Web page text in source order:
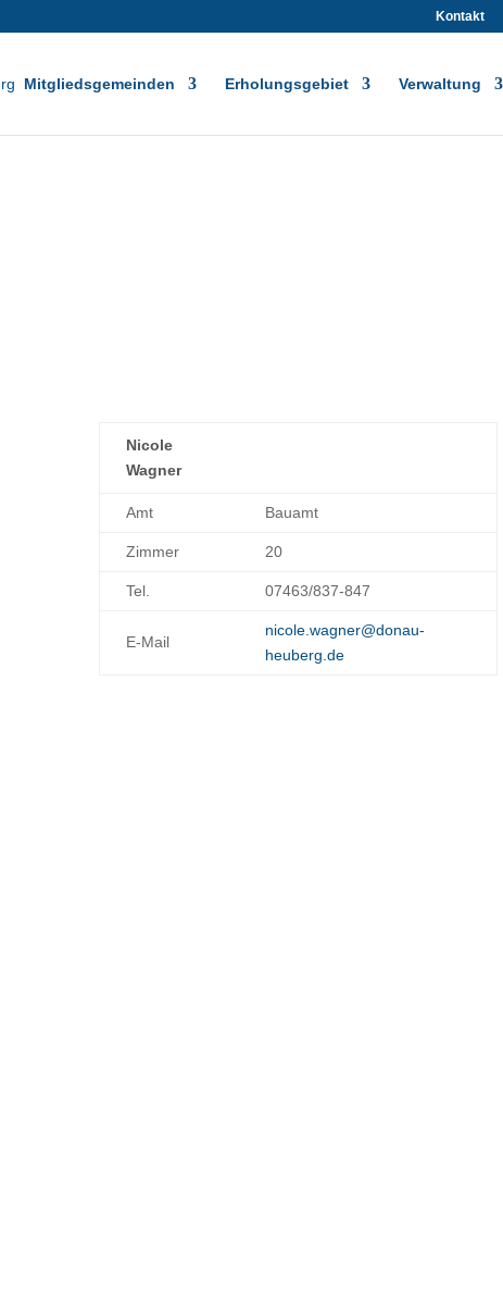
Kontakt
Mitgliedsgemeinden Erholungsgebiet Verwaltung
Nicole
Wagner
Amt Bauamt
Zimmer 20
Tel. 07463/837-847
E-Mail
nicole.wagner@donau-
heuberg.de